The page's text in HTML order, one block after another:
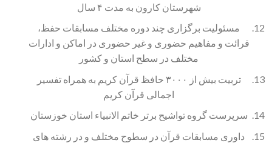
شهرستان کارون به مدت ۴ سال
مسئولیت برگزاری چند دوره مختلف مسابقات حفظ،
قرائت و مفاهیم حضوری و غیر حضوری در اماکن و ادارات
مختلف در سطح استان و کشور
تربیت بیش از ۳۰۰۰ حافظ قرآن کریم به همراه تفسیر
اجمالی قرآن کریم
سرپرست گروه تواشیح برتر خاتم الانبیاء استان خوزستان
داوری مسابقات قرآن در سطوح مختلف و در رشته های